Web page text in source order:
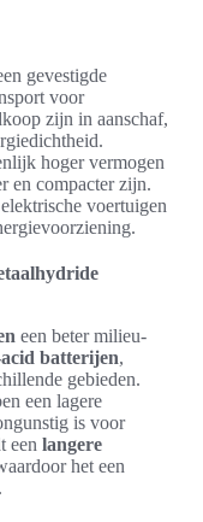
gevestigde
voor
zijn in aanschaf,
hoger vermogen
en compacter zijn.
voertuigen
een beter milieu-
batterijen,
gebieden.
een lagere
is voor
een langere
het een